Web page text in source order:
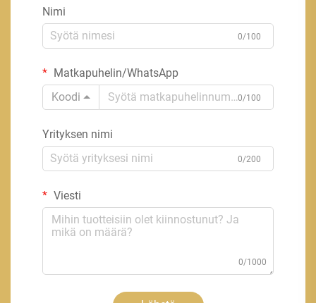
Nimi
0/100
Matkapuhelin/WhatsApp
Koodi
0/100
Yrityksen nimi
0/200
Viesti
0/1000